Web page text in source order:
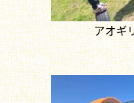
アオギ